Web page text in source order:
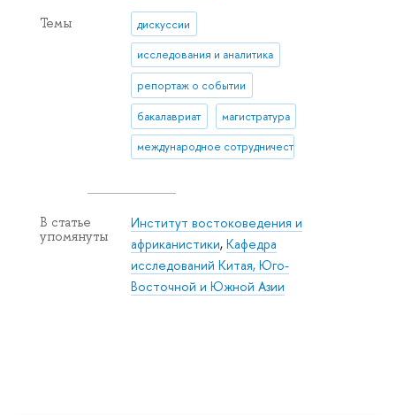
Темы дискуссии
исследования и аналитика
репортаж о событии
бакалавриат магистратура
международное сотрудничество
В статье
упомянуты
Институт востоковедения и
африканистики,Кафедра
исследований Китая, Юго-
Восточной и Южной Азии